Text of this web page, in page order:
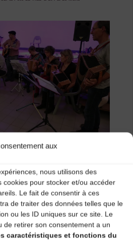
aux
nous utilisons des
cookies pour stocker et/ou accéder
Le fait de consentir à ces
de traiter des données telles que le
ou les ID uniques sur ce site. Le
de retirer son consentement a un
caractéristiques et fonctions du
Next image